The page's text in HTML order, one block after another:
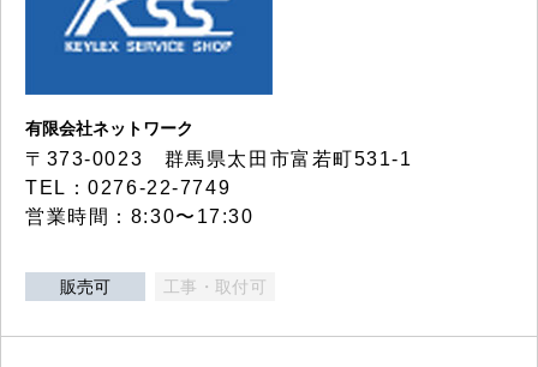
有限会社ネットワーク
〒373-0023 群馬県太田市富若町531-1
TEL：0276-22-7749
営業時間：8:30〜17:30
販売可 工事・取付可